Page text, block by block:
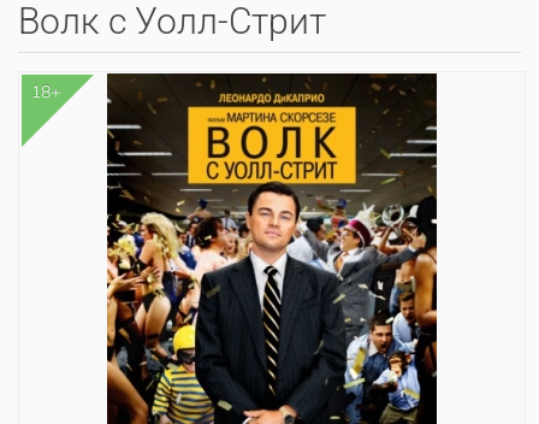
Волк с Уолл-Стрит
18+